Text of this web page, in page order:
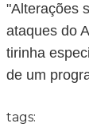
"Alterações
ataques do
tirinha
de um
tags: